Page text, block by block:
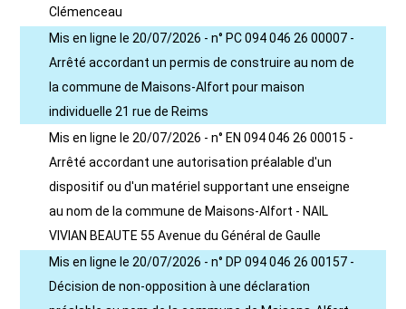
Clémenceau
Mis en ligne le 20/07/2026 - n° PC 094 046 26 00007 -
Arrêté accordant un permis de construire au nom de
la commune de Maisons-Alfort pour maison
individuelle 21 rue de Reims
Mis en ligne le 20/07/2026 - n° EN 094 046 26 00015 -
Arrêté accordant une autorisation préalable d'un
dispositif ou d'un matériel supportant une enseigne
au nom de la commune de Maisons-Alfort - NAIL
VIVIAN BEAUTE 55 Avenue du Général de Gaulle
Mis en ligne le 20/07/2026 - n° DP 094 046 26 00157 -
Décision de non-opposition à une déclaration